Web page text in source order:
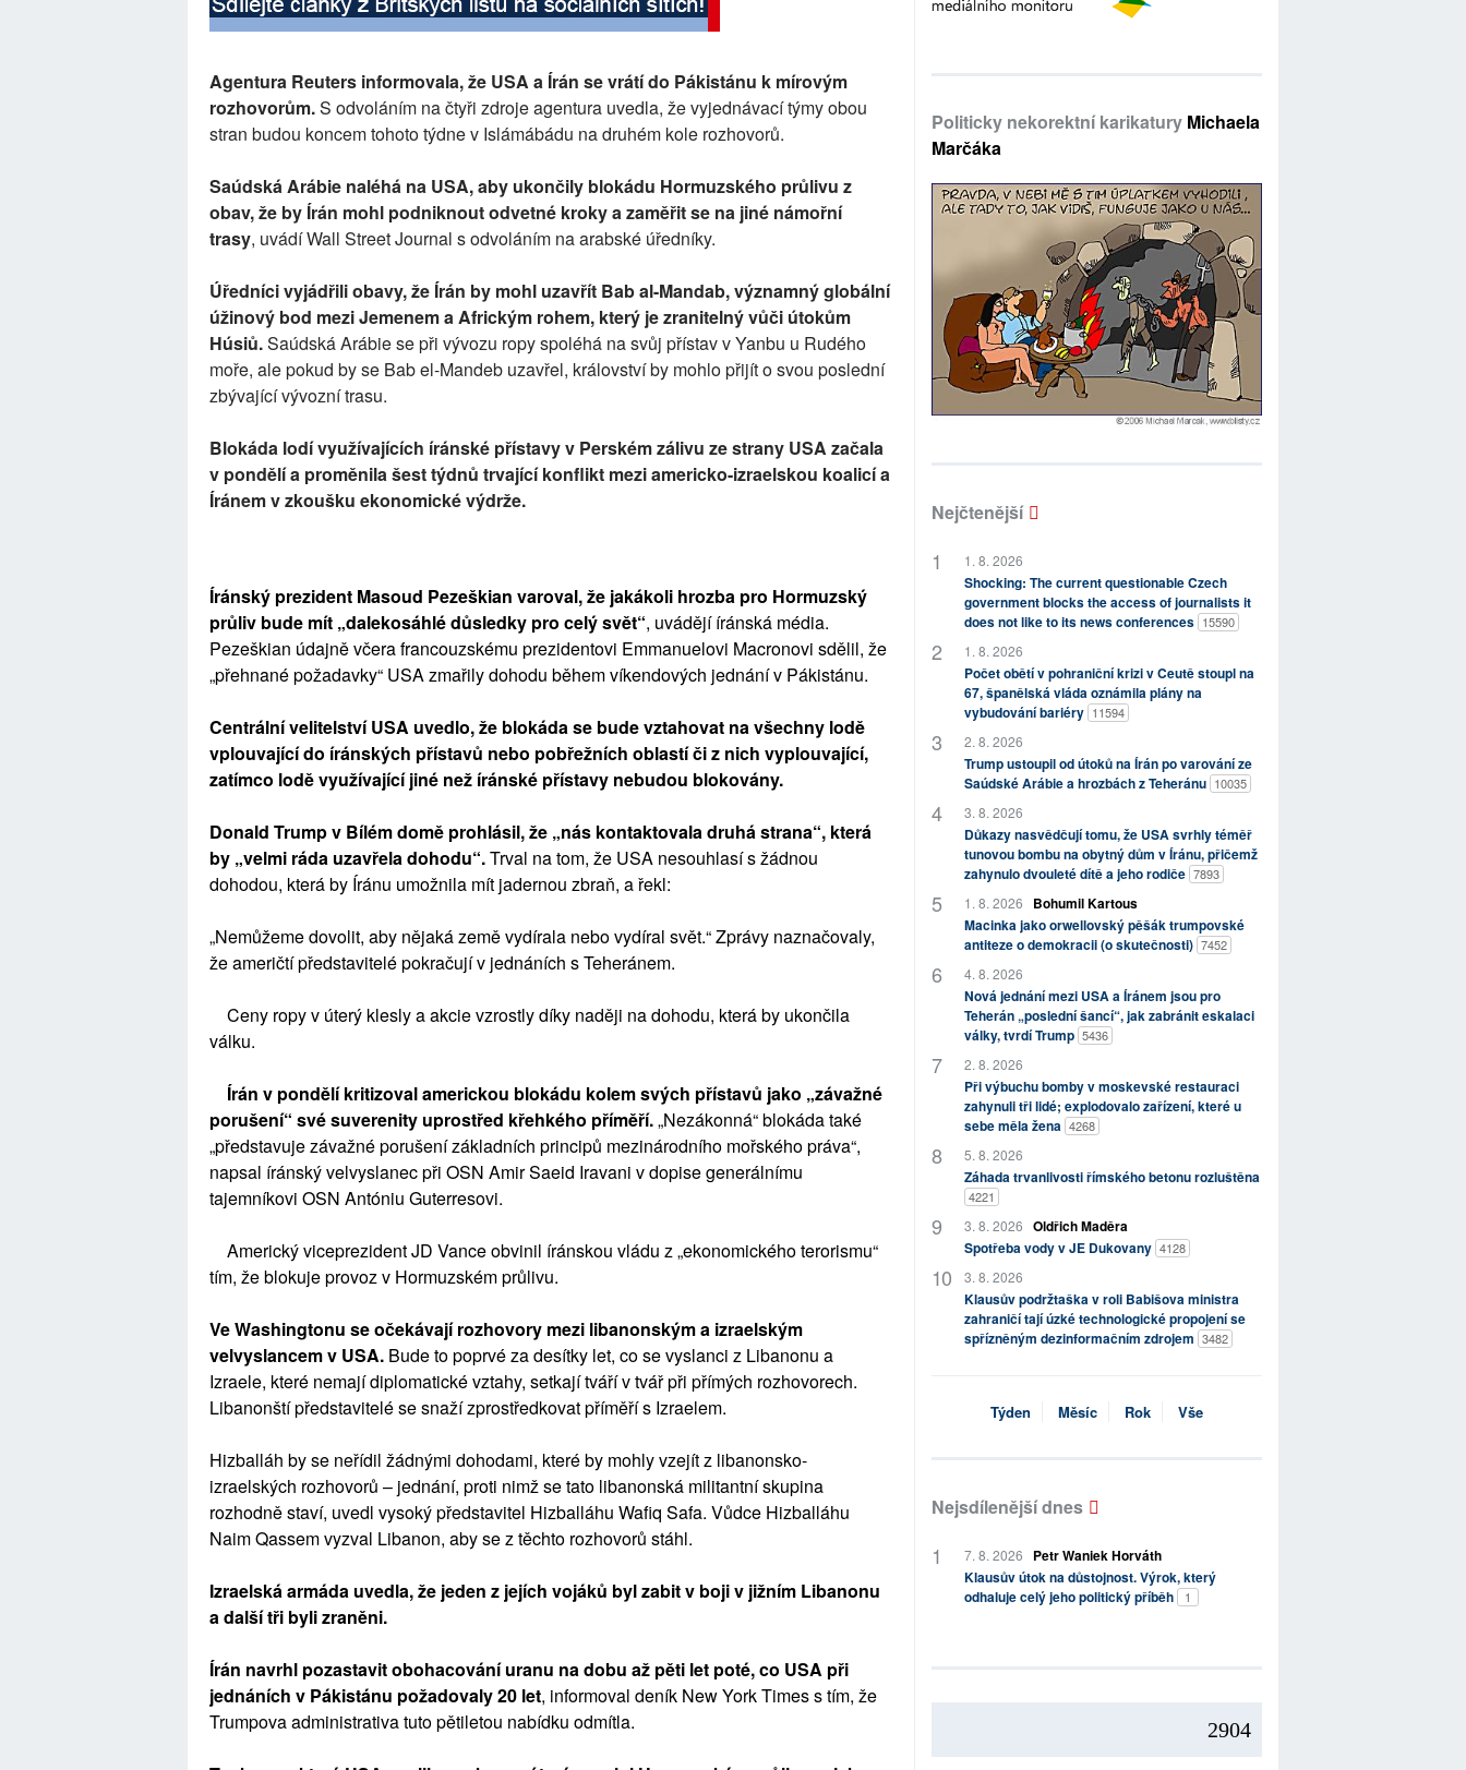
Agentura Reuters informovala, že USA a Írán se vrátí do Pákistánu k mírovým
rozhovorům.S odvoláním na čtyři zdroje agentura uvedla, že vyjednávací týmy obou
stran budou koncem tohoto týdne v Islámábádu na druhém kole rozhovorů.
Saúdská Arábie naléhá na USA, aby ukončily blokádu Hormuzského průlivu z
obav, že by Írán mohl podniknout odvetné kroky a zaměřit se na jiné námořní
trasy, uvádí Wall Street Journal s odvoláním na arabské úředníky.
Úředníci vyjádřili obavy, že Írán by mohl uzavřít Bab al-Mandab, významný globální
úžinový bod mezi Jemenem a Africkým rohem, který je zranitelný vůči útokům
Húsiů.Saúdská Arábie se při vývozu ropy spoléhá na svůj přístav v Yanbu u Rudého
moře, ale pokud by se Bab el-Mandeb uzavřel, království by mohlo přijít o svou poslední
zbývající vývozní trasu.
Blokáda lodí využívajících íránské přístavy v Perském zálivu ze strany USA začala
v pondělí a proměnila šest týdnů trvající konflikt mezi americko-izraelskou koalicí a
Íránem v zkoušku ekonomické výdrže.
Íránský prezident Masoud Pezeškian varoval, že jakákoli hrozba pro Hormuzský
průliv bude mít „dalekosáhlé důsledky pro celý svět“, uvádějí íránská média.
Pezeškian údajně včera francouzskému prezidentovi Emmanuelovi Macronovi sdělil, že
„přehnané požadavky“ USA zmařily dohodu během víkendových jednání v Pákistánu.
Centrální velitelství USA uvedlo, že blokáda se bude vztahovat na všechny lodě
vplouvající do íránských přístavů nebo pobřežních oblastí či z nich vyplouvající,
zatímco lodě využívající jiné než íránské přístavy nebudou blokovány.
Donald Trump v Bílém domě prohlásil, že „nás kontaktovala druhá strana“, která
by „velmi ráda uzavřela dohodu“.Trval na tom, že USA nesouhlasí s žádnou
dohodou, která by Íránu umožnila mít jadernou zbraň, a řekl:
„Nemůžeme dovolit, aby nějaká země vydírala nebo vydíral svět.“ Zprávy naznačovaly,
že američtí představitelé pokračují v jednáních s Teheránem.
Ceny ropy v úterý klesly a akcie vzrostly díky naději na dohodu, která by ukončila
válku.
Írán v pondělí kritizoval americkou blokádu kolem svých přístavů jako „závažné
porušení“ své suverenity uprostřed křehkého příměří.„Nezákonná“ blokáda také
„představuje závažné porušení základních principů mezinárodního mořského práva“,
napsal íránský velvyslanec při OSN Amir Saeid Iravani v dopise generálnímu
tajemníkovi OSN Antóniu Guterresovi.
Americký viceprezident JD Vance obvinil íránskou vládu z „ekonomického terorismu“
tím, že blokuje provoz v Hormuzském průlivu.
Ve Washingtonu se očekávají rozhovory mezi libanonským a izraelským
velvyslancem v USA. Bude to poprvé za desítky let, co se vyslanci z Libanonu a
Izraele, které nemají diplomatické vztahy, setkají tváří v tvář při přímých rozhovorech.
Libanonští představitelé se snaží zprostředkovat příměří s Izraelem.
Hizballáh by se neřídil žádnými dohodami, které by mohly vzejít z libanonsko-
izraelských rozhovorů – jednání, proti nimž se tato libanonská militantní skupina
rozhodně staví, uvedl vysoký představitel Hizballáhu Wafiq Safa. Vůdce Hizballáhu
Naim Qassem vyzval Libanon, aby se z těchto rozhovorů stáhl.
Izraelská armáda uvedla, že jeden z jejích vojáků byl zabit v boji v jižním Libanonu
a další tři byli zraněni.
Írán navrhl pozastavit obohacování uranu na dobu až pěti let poté, co USA při
jednáních v Pákistánu požadovaly 20 let, informoval deník New York Times s tím, že
Trumpova administrativa tuto pětiletou nabídku odmítla.
Politicky nekorektní karikatury Michaela
Marčáka
Nejčtenější
1. 8. 2026
Shocking: The current questionable Czech
government blocks the access of journalists it
does not like to its news conferences 15590
1. 8. 2026
Počet obětí v pohraniční krizi v Ceutě stoupl na
67, španělská vláda oznámila plány na
vybudování bariéry 11594
2. 8. 2026
Trump ustoupil od útoků na Írán po varování ze
Saúdské Arábie a hrozbách z Teheránu 10035
3. 8. 2026
Důkazy nasvědčují tomu, že USA svrhly téměř
tunovou bombu na obytný dům v Íránu, přičemž
zahynulo dvouleté dítě a jeho rodiče 7893
1. 8. 2026
Bohumil Kartous
Macinka jako orwellovský pěšák trumpovské
antiteze o demokracii (o skutečnosti) 7452
4. 8. 2026
Nová jednání mezi USA a Íránem jsou pro
Teherán „poslední šancí“, jak zabránit eskalaci
války, tvrdí Trump 5436
2. 8. 2026
Při výbuchu bomby v moskevské restauraci
zahynuli tři lidé; explodovalo zařízení, které u
sebe měla žena 4268
5. 8. 2026
Záhada trvanlivosti římského betonu rozluštěna
4221
3. 8. 2026 Oldřich Maděra
Spotřeba vody v JE Dukovany 4128
3. 8. 2026
Klausův podržtaška v roli Babišova ministra
zahraničí tají úzké technologické propojení se
spřízněným dezinformačním zdrojem 3482
Týden Měsíc Rok Vše
Nejsdílenější dnes
7. 8. 2026
Petr Waniek Horváth
Klausův útok na důstojnost. Výrok, který
odhaluje celý jeho politický příběh
1
2904